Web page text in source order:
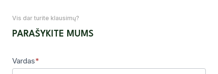
Vis dar turite klausimų?
PARAŠYKITE MUMS
Kontaktai
Vardas*